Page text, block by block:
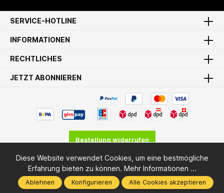
SERVICE-HOTLINE
INFORMATIONEN
RECHTLICHES
JETZT ABONNIEREN
Bestellung widerrufen
* Alle Preise inkl. gesetzl. Mehrwertsteuer zzgl.Versandkosten
und ggf. Nachnahmegebühren, wenn nicht anders angegeben.
© 2009 - 2026 MX-Bude
Diese Website verwendet Cookies, um eine bestmögliche
Erfahrung bieten zu können. Mehr Informationen ...
Ablehnen Konfigurieren Alle Cookies akzeptieren